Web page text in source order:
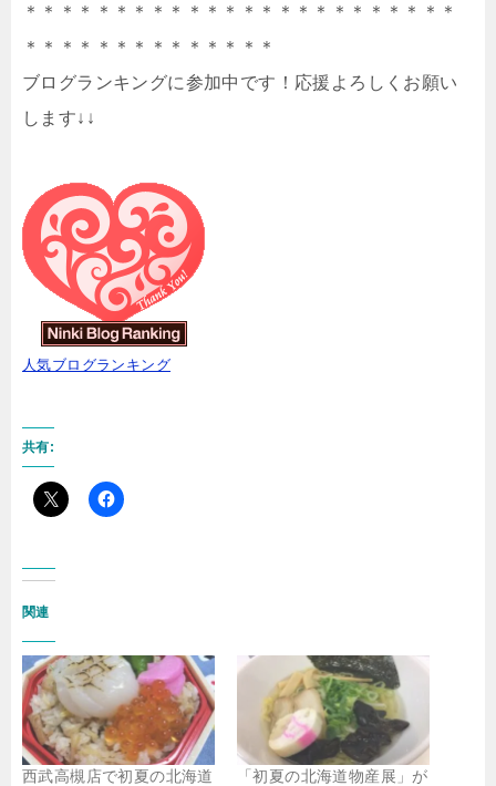
＊＊＊＊＊＊＊＊＊＊＊＊＊＊＊＊＊＊＊＊＊＊＊＊
＊＊＊＊＊＊＊＊＊＊＊＊＊＊
ブログランキングに参加中です！応援よろしくお願い
します↓↓
人気ブログランキング
共有:
関連
西武高槻店で初夏の北海道
「初夏の北海道物産展」が